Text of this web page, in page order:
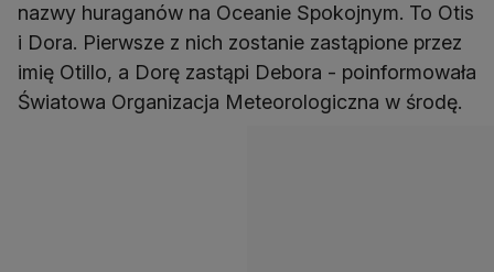
nazwy huraganów na Oceanie Spokojnym. To Otis
i Dora. Pierwsze z nich zostanie zastąpione przez
imię Otillo, a Dorę zastąpi Debora - poinformowała
Światowa Organizacja Meteorologiczna w środę.